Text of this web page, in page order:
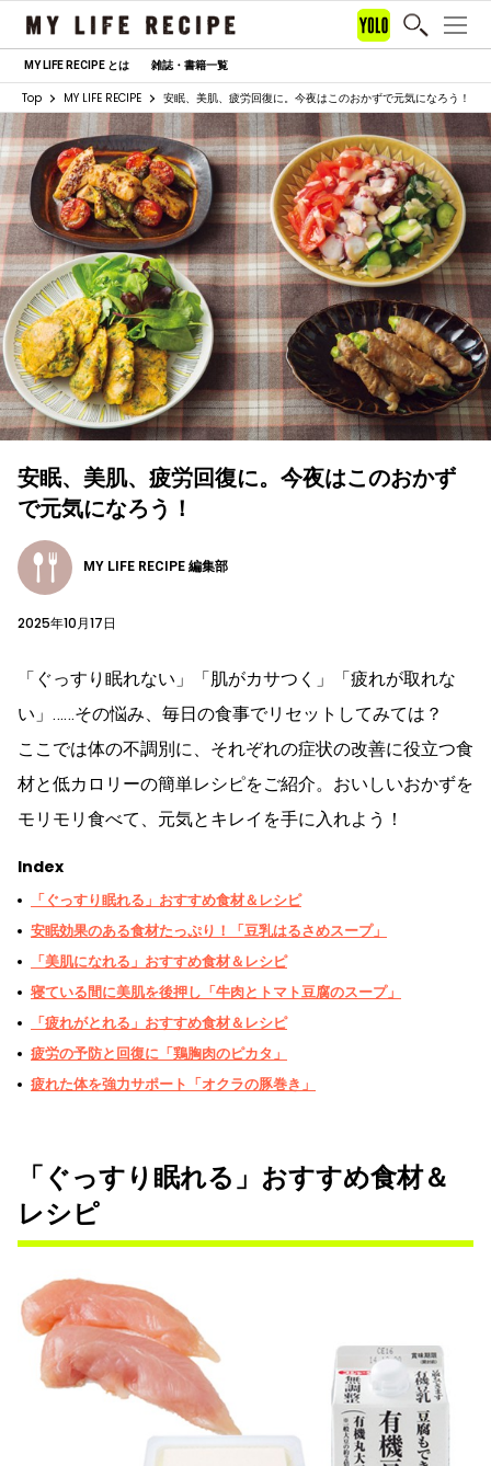
MY LIFE RECIPE とは 雑誌・書籍一覧
Top MY LIFE RECIPE 安眠、美肌、疲労回復に。今夜はこのおかずで元気になろう！
安眠、美肌、疲労回復に。今夜はこのおかず
で元気になろう！
MY LIFE RECIPE 編集部
2025年10月17日
「ぐっすり眠れない」「肌がカサつく」「疲れが取れな
い」……その悩み、毎日の食事でリセットしてみては？
ここでは体の不調別に、それぞれの症状の改善に役立つ食
材と低カロリーの簡単レシピをご紹介。おいしいおかずを
モリモリ食べて、元気とキレイを手に入れよう！
Index
「ぐっすり眠れる」おすすめ食材＆レシピ
安眠効果のある食材たっぷり！「豆乳はるさめスープ」
「美肌になれる」おすすめ食材＆レシピ
寝ている間に美肌を後押し「牛肉とトマト豆腐のスープ」
「疲れがとれる」おすすめ食材＆レシピ
疲労の予防と回復に「鶏胸肉のピカタ」
疲れた体を強力サポート「オクラの豚巻き」
「ぐっすり眠れる」おすすめ食材＆
レシピ